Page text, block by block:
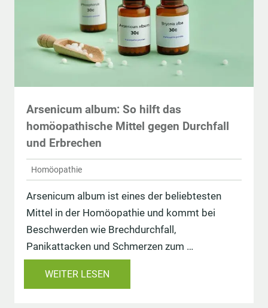
Arsenicum album: So hilft das
homöopathische Mittel gegen Durchfall
und Erbrechen
Homöopathie
Arsenicum album ist eines der beliebtesten
Mittel in der Homöopathie und kommt bei
Beschwerden wie Brechdurchfall,
Panikattacken und Schmerzen zum …
WEITER LESEN